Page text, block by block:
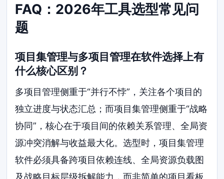
FAQ：2026年工具选型常见问
题
项目集管理与多项目管理在软件选择上有
什么核心区别？
多项目管理侧重于“并行不悖”，关注各个项目的
独立进度与状态汇总；而项目集管理侧重于“战略
协同”，核心在于项目间的依赖关系管理、全局资
源冲突消解与收益最大化。选型时，项目集管理
软件必须具备跨项目依赖连线、全局资源负载图
及战略目标层级拆解能力，而非简单的项目看板